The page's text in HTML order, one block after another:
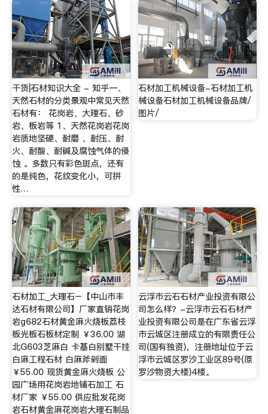
干货|石材知识大全 - 知乎一、
天然石材的分类景观中常见天然
石材有： 花岗岩、大理石、砂
岩、板岩等 1、天然花岗岩花岗
岩质地坚硬、耐磨 、耐压、耐
火、耐酸、耐碱及腐蚀气体的侵
蚀 。多数只有彩色斑点，还有
的是纯色，花纹变化小，可拼
性…
石材加工机械设备-石材加工机
械设备石材加工机械设备品牌/
图片/
石材加工_大理石–【中山市丰
达石材有限公司】厂家直销花岗
岩g682石材黄金麻火烧板荔枝
板光板石板材定制 ￥36.00 湖
北G603芝麻白 卡基白别墅干挂
白麻工程石材 白麻斧剁面
￥55.00 现货黄金麻火烧板 公
园广场用花岗岩地铺石加工 石
材厂家 ￥55.00 供应批发花岗
岩石材黄金麻花岗岩大理石制品
云浮市云石石材产业投资有限公
司怎么样？-云浮市云石石材产
业投资有限公司是在广东省云浮
市云城区注册成立的有限责任公
司(国有独资)，注册地址位于云
浮市云城区罗沙工业区89号(原
罗沙物资大楼)4楼。